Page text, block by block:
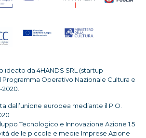
ideato da 4HANDS SRL (startup
Programma Operativo Nazionale Cultura e
dall’unione europea mediante il P.O.
Tecnologico e Innovazione Azione 1.5
delle piccole e medie Imprese Azione